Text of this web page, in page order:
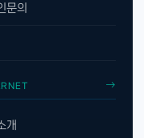
문의
개
로운 기준을 제시하다